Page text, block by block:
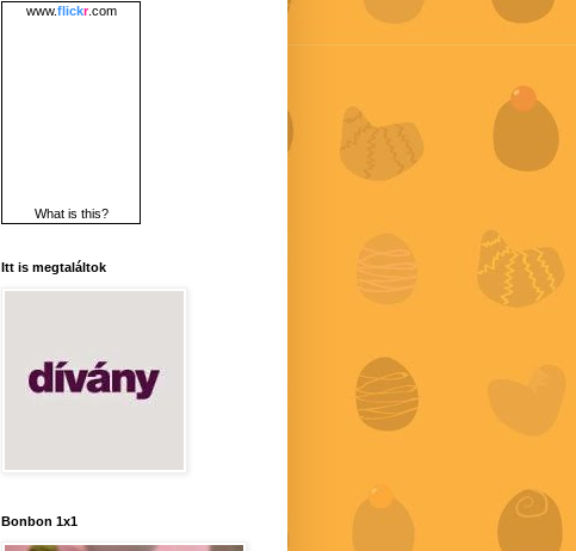
www.flickr.com
What is this?
Itt is megtaláltok
Bonbon 1x1